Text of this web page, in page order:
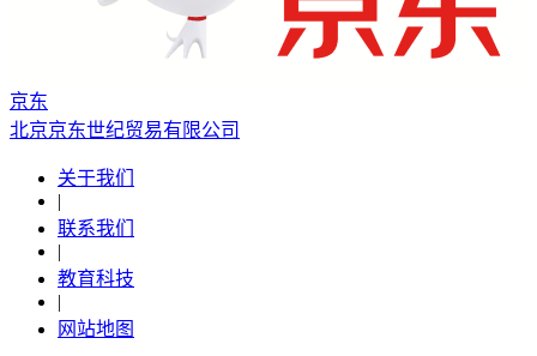
京东
北京京东世纪贸易有限公司
关于我们
|
联系我们
|
教育科技
|
网站地图